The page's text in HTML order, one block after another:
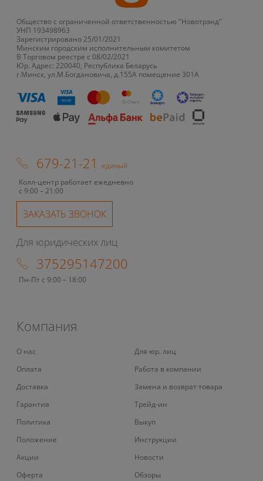
Общество с ограниченной ответственностью "Новотрэнд"
УНП 193498963
Зарегистрировано 25/01/2021
Минским городским исполнительным комитетом
В Торговом реестре с 08/02/2021
Юр. Адрес: 220040, Республика Беларусь
г.Минск, ул.М.Богдановича, д.155А помещение 301А
679-21-21
единый
Колл-центр работает ежедневно
с 9:00 – 21:00
ЗАКАЗАТЬ ЗВОНОК
Для юридических лиц
375295147200
Пн-Пт с 9:00 – 18:00
Компания
О нас
Оплата
Доставка
Гарантия
Политика
Положение
Акции
Оферта
Для юр. лиц
Работа в компании
Замена и возврат товара
Трейд-ин
Выкуп
Инструкции
Новости
Обзоры